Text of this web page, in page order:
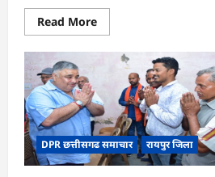
Read MoreRead
more
CG
संरक्षण
से
बदला
जीवन
:
धमतरी
के
भोथापारा
DPR छत्तीसगढ समाचार रायपुर जिला